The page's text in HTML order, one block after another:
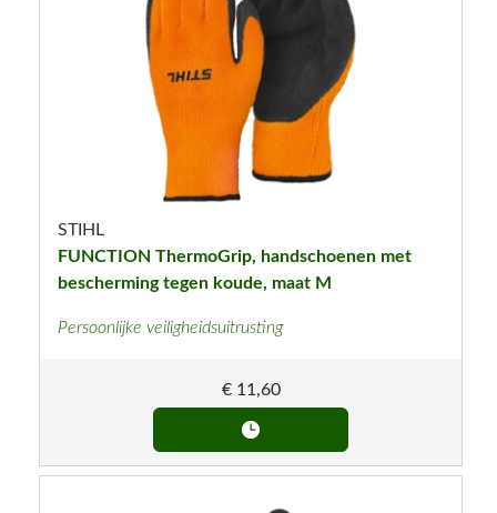
STIHL
FUNCTION ThermoGrip, handschoenen met
bescherming tegen koude, maat M
Persoonlijke veiligheidsuitrusting
€11,60